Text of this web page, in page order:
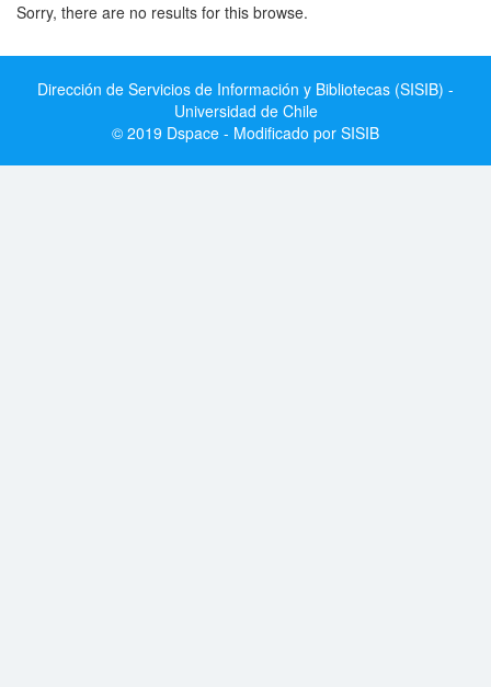
Sorry, there are no results for this browse.
Dirección de Servicios de Información y Bibliotecas (SISIB) -
Universidad de Chile
© 2019 Dspace - Modificado por SISIB